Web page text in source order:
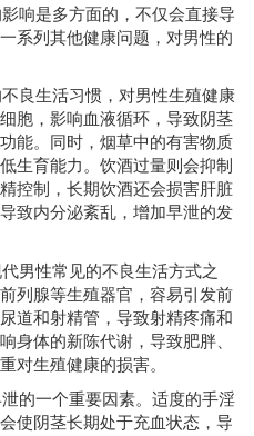
响是多方面的，不仅会直接导
系列其他健康问题，对男性的
良生活习惯，对男性生殖健康
胞，影响血液循环，导致阴茎
能。同时，烟草中的有害物质
生育能力。饮酒过量则会抑制
控制，长期饮酒还会损害肝脏
致内分泌紊乱，增加早泄的发
男性常见的不良生活方式之
列腺等生殖器官，容易引发前
道和射精管，导致射精疼痛和
身体的新陈代谢，导致肥胖、
对生殖健康的损害。
的一个重要因素。适度的手淫
使阴茎长期处于充血状态，导